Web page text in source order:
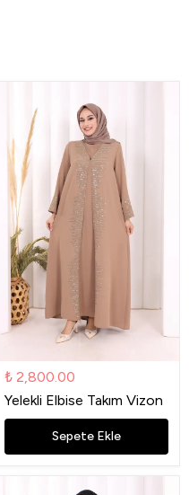
₺ 2,800.00
Yelekli Elbise Takım Vizon
Sepete Ekle